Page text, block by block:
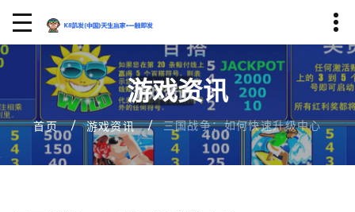
游戏资讯
首页 游戏资讯 三国战争：如何快速升级中心